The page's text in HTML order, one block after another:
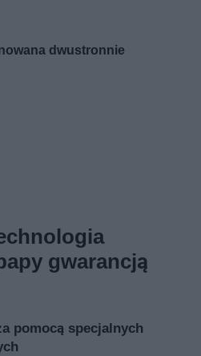
dwustronnie
gwarancją
pomocą specjalnych